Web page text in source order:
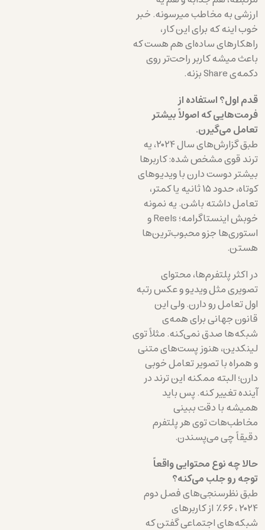
ارزشی به مخاطب میرسونه. خبر
خوب اینه که برای این کار،
راهکارهای ساده‌ای هم هست که
باعث میشه کاربر راحت‌تر روی
دکمه‌ی Share بزنه.
قدم اول؟ استفاده از
فرمت‌هایی که اصولاً بیشتر
تعامل می‌گیرن.
طبق گزارش‌های سال ۲۰۲۴، یه
ترند قوی مشخص شده: کاربرها
بیشتر دوست دارن با ویدیوهای
کوتاه، حدود ۱۵ ثانیه یا کمتر،
تعامل داشته باشن. یه نمونه
خوبش اینستاگرامه؛ Reels و
استوری‌ها جزو محبوب‌ترین‌ها
هستن.
در اکثر پلتفرم‌ها، محتوای
تصویری مثل ویدیو و عکس رتبه
اول تعامل رو دارن. ولی این
قانون جهانی برای همه‌ی
شبکه‌ها صدق نمی‌کنه. مثلاً توی
لینکدین، هنوز پست‌های متنی
و همراه با تصویر تعامل خوبی
دارن؛ البته ممکنه این ترند در
آینده تغییر کنه. پس باید
همیشه با دقت ببینی
مخاطب‌هات توی هر پلتفرم
دقیقاً چی می‌پسندن.
حالا چه نوع محتوایی واقعاً
توجه رو جلب می‌کنه؟
طبق نظرسنجی‌های فصل دوم
۲۰۲۴ ، ۶۶٪ از کاربرهای
شبکه‌های اجتماعی گفتن که